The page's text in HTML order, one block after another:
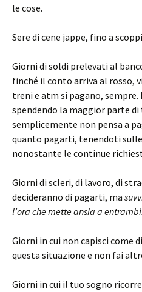
le cose.
Sere di cene jappe, fino a
Giorni di soldi prelevati al
finché il conto arriva al rosso,
treni e atm si pagano, sempre.
spendendo la maggior parte
semplicemente non pensa a
quanto pagarti, tenendoti sulle
nonostante le continue
Giorni di scleri, di lavoro, di
decideranno di pagarti, ma
l’ora che mette ansia a entrambi.
Giorni in cui non capisci come
questa situazione e non fai
Giorni in cui il tuo sogno